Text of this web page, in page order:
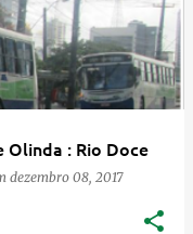
: Rio Doce
dezembro 08, 2017